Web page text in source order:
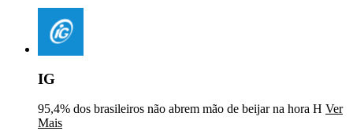
IG
95,4% dos brasileiros não abrem mão de beijar na hora H Ver
Mais